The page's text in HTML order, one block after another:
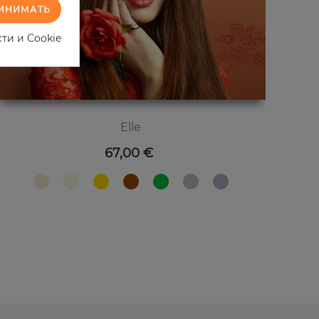
Elle
Цена
67,00 €
и Cookie